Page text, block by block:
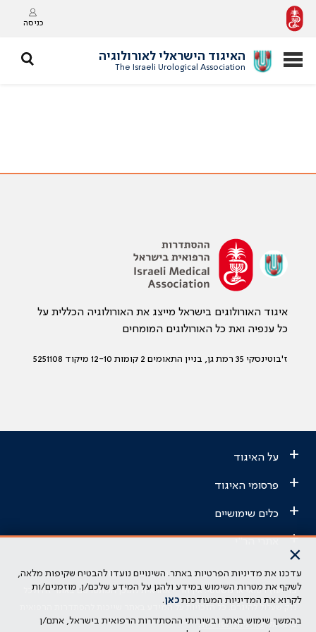
כניסה
האיגוד הישראלי לאורולוגיה
The Israeli Urological Association
איגוד האורולוגים בישראל מייצג את האורולוגיה הכללית על
כל ענפיה ואת כל האורולוגים המומחים
ז'בוטינסקי 35 רמת גן, בניין התאומים 2 קומות 12-10 מיקוד 5251108
+ על האיגוד
+ פרסומי האיגוד
+ כלים שימושיים
+
הבהרה משפטית: כל נושא המופיע באתר זה נועד להשכלה בלבד ואין לראות
בו ייעוץ רפואי או משפטי. אין הר"י אחראית לתוכן המתפרסם באתר זה ולכל
נזק שעלול להיגרם. כל הזכויות על המידע באתר שייכות להסתדרות הרפואית
בישראל.מדיניות הפרטיות
×
עדכנו את מדיניות הפרטיות באתר. השינויים נועדו להבטיח שקיפות מלאה,
לשקף את מטרות השימוש במידע ולהגן על המידע שלכם/ן. מוזמנים/ות
לקרוא את המדיניות המעודכנת כאן.
בהמשך שימוש באתר ובשירותי ההסתדרות הרפואית בישראל, אתם/ן